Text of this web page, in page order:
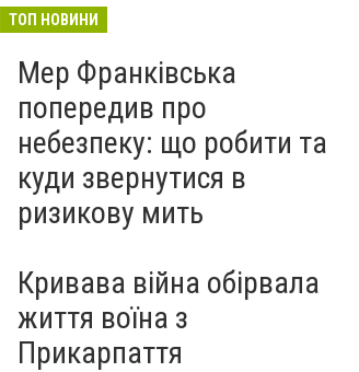
ТОП НОВИНИ
Мер Франківська
попередив про
небезпеку: що робити та
куди звернутися в
ризикову мить
Кривава війна обірвала
життя воїна з
Прикарпаття